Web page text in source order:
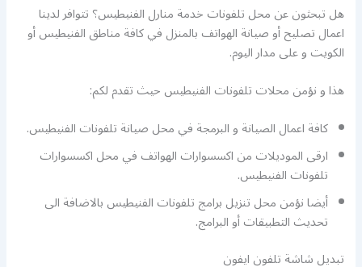
هل تبحثون عن محل تلفونات خدمة منارل الفنيطيس؟ تتوافر لدينا
اعمال تصليح أو صيانة الهواتف بالمنزل في كافة مناطق الفنيطيس أو
الكويت و على مدار اليوم.
هذا و نؤمن محلات تلفونات الفنيطيس حيث تقدم لكم:
كافة اعمال الصيانة و البرمجة في محل صيانة تلفونات الفنيطيس.
ارقى الموديلات من اكسسوارات الهواتف في محل اكسسوارات
تلفونات الفنيطيس.
أيضا نؤمن محل تنزيل برامج تلفونات الفنيطيس بالاضافة الى
تحديث التطبيقات أو البرامج.
تبديل شاشة تلفون ايفون